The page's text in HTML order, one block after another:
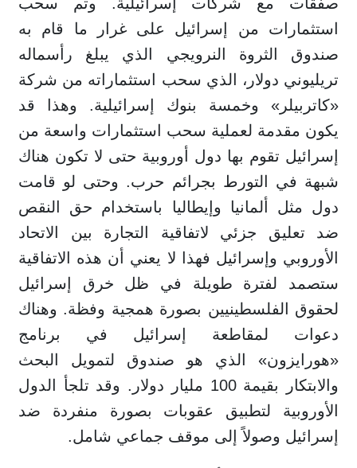
استثمارات من إسرائيل على غرار ما قام به
صندوق الثروة النرويجي الذي يبلغ رأسماله
تريليوني دولار، الذي سحب استثماراته من شركة
«كاتربيلر» وخمسة بنوك إسرائيلية. وهذا قد
يكون مقدمة لعملية سحب استثمارات واسعة من
إسرائيل تقوم بها دول أوروبية حتى لا تكون هناك
شبهة في التورط بجرائم حرب. وحتى لو قامت
دول مثل ألمانيا وإيطاليا باستخدام حق النقص
ضد تعليق جزئي لاتفاقية التجارة بين الاتحاد
الأوروبي وإسرائيل فهذا لا يعني أن هذه الاتفاقية
ستصمد لفترة طويلة في ظل خرق إسرائيل
لحقوق الفلسطينيين بصورة همجية وفظة. وهناك
دعوات لمقاطعة إسرائيل في برنامج
«هورايزون» الذي هو صندوق لتمويل البحث
والابتكار بقيمة 100 مليار دولار. وقد تلجأ الدول
الأوروبية لتطبيق عقوبات بصورة منفردة ضد
إسرائيل وصولاً إلى موقف جماعي شامل.